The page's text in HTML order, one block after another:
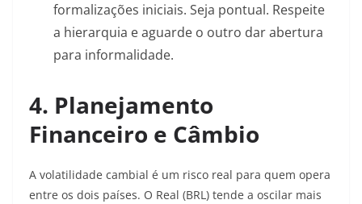
formalizações iniciais. Seja pontual. Respeite
a hierarquia e aguarde o outro dar abertura
para informalidade.
4. Planejamento
Financeiro e Câmbio
A volatilidade cambial é um risco real para quem opera
entre os dois países. O Real (BRL) tende a oscilar mais